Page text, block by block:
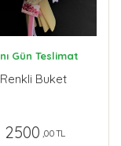
Gün Teslimat
Renkli Buket
2500 ,00 TL